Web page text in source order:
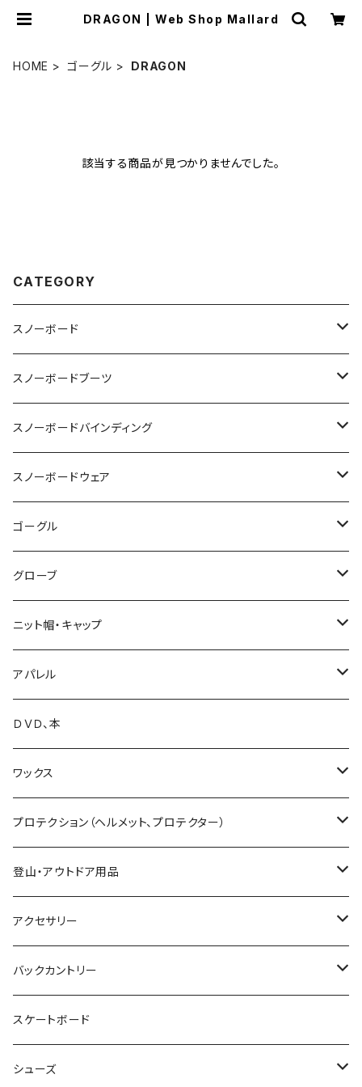
DRAGON | Web Shop Mallard
HOME ゴーグル DRAGON
該当する商品が見つかりませんでした。
CATEGORY
スノーボード
OGASAKA
24-25 OGASAKA
25-26 OGASAKA
SCOOTER
24-25 SCOOTER
25-26 SCOOTER
YONEX
23-24 YONEX
24-25 YONEX
011 Artistic
BC STREAM
23-24 BC STREAM
24-25 BC STREAM
UNIT
23-24 UNIT
24-25 UNIT
GENTEMSTICK
18-19 GENTEMSTICK
19-20 GENTEMSTICK
FIELDEARTH
CAPITA
MOSS snowboards
23-24 MOSS Snowboards
24-25 MOSS Snowboards
CROOJA
24-25 CROOJA
25-26 CROOJA
SPREAD
23-24 SPREAD
24-25 SPREAD
GREEN.LAB
24-25 GREEN.LAB
LIB TECH
SALOMON
スノーボードブーツ
DEELUXE
24-25 DEELUXE
25-26 DEELUXE
BURTON
K2 TT snowsurfer boots
23-24 K2 TT Snowsurfer Boots
24-25 K2 TT Snowsufer Boots
スノーボードバインディング
BURTON
UNION
24-25 UNION
25-26 UNION
FLUX
24-25 FLUX
25-26 FLUX
SP BINDING
NOW BINDINGS
SPARK R&D
Karakoram
SALOMON
YONEX
PLATE PIA
FLEX BOOSTER TOOL
スノーボードウェア
VOLCOM
GREEN CLOTHING
DAKAINE
P.RHYTHM
TETON BROS.
ゴーグル
OAKLEY
DRAGON
DICE
BANK
GOODMAN
SWANS
SMITH GOGGLE
グローブ
EB'S
VOLCOM
DAKINE
HESTRA
ニット帽・キャップ
LADE Beanie
ファイントラック
GENTEMSTICK
アパレル
VOLCOM
GREEN CLOTHING
LADE Clothing
バンザイペイント
ＤＶＤ、本
ワックス
GALLIUM WAX
固形ワックス（フッ素無し）
固形ワックス（フッ素あり）
COSLABO WAX
プロテクション（ヘルメット、プロテクター）
BERN HELMET
sandbox helmet
EB'S
DICE HELMET
Gallium wax
登山・アウトドア用品
トレッキングシューズ
SCARPA
レインウェア
フィントラック
ベースレイヤー
ファイントラック
テント
アクセサリー
サングラス
オークリー
DICE
バッグ
eb's
小物
バックカントリー
ＭＳＲ
スノーシュー
Black Diamond
スケートボード
シューズ